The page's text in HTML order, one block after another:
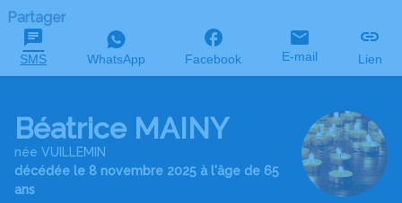
Partager
SMS WhatsApp Facebook E-mail Lien
Béatrice MAINY
née VUILLEMIN
décédée le 8 novembre 2025 à l'âge de 65
ans